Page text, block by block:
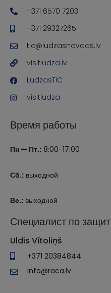
+371 6570 7203
+371 29327265
tic@ludzasnovads.lv
visitludza.lv
LudzasTIC
visitludza
Время работы
Пн — Пт.: 8:00-17:00
Сб.: выходной
Вс.: выходной
Специалист по
Uldis Vītoliņš
+371 20384844
info@raca.lv